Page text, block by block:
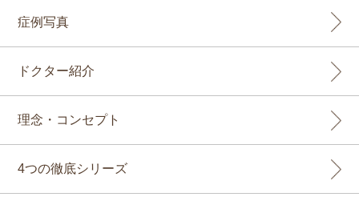
症例写真
ドクター紹介
理念・コンセプト
4つの徹底シリーズ